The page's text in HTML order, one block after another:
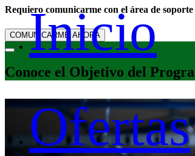
Inicio
Ofertas
Requiero comunicarme con el área de
COMUNICARME AHORA
Conoce el Objetivo del